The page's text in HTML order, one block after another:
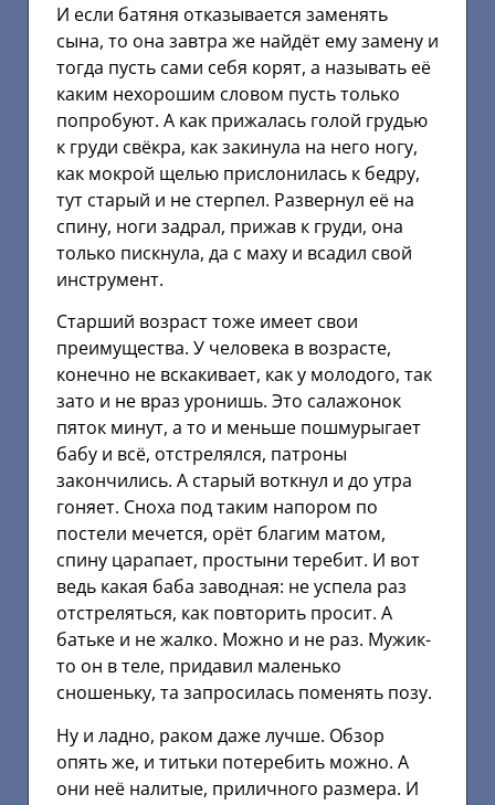
И если батяня отказывается заменять
сына, то она завтра же найдёт ему замену и
тогда пусть сами себя корят, а называть её
каким нехорошим словом пусть только
попробуют. А как прижалась голой грудью
к груди свёкра, как закинула на него ногу,
как мокрой щелью прислонилась к бедру,
тут старый и не стерпел. Развернул её на
спину, ноги задрал, прижав к груди, она
только пискнула, да с маху и всадил свой
инструмент.
Старший возраст тоже имеет свои
преимущества. У человека в возрасте,
конечно не вскакивает, как у молодого, так
зато и не враз уронишь. Это салажонок
пяток минут, а то и меньше пошмурыгает
бабу и всё, отстрелялся, патроны
закончились. А старый воткнул и до утра
гоняет. Сноха под таким напором по
постели мечется, орёт благим матом,
спину царапает, простыни теребит. И вот
ведь какая баба заводная: не успела раз
отстреляться, как повторить просит. А
батьке и не жалко. Можно и не раз. Мужик-
то он в теле, придавил маленько
сношеньку, та запросилась поменять позу.
Ну и ладно, раком даже лучше. Обзор
опять же, и титьки потеребить можно. А
они неё налитые, приличного размера. И